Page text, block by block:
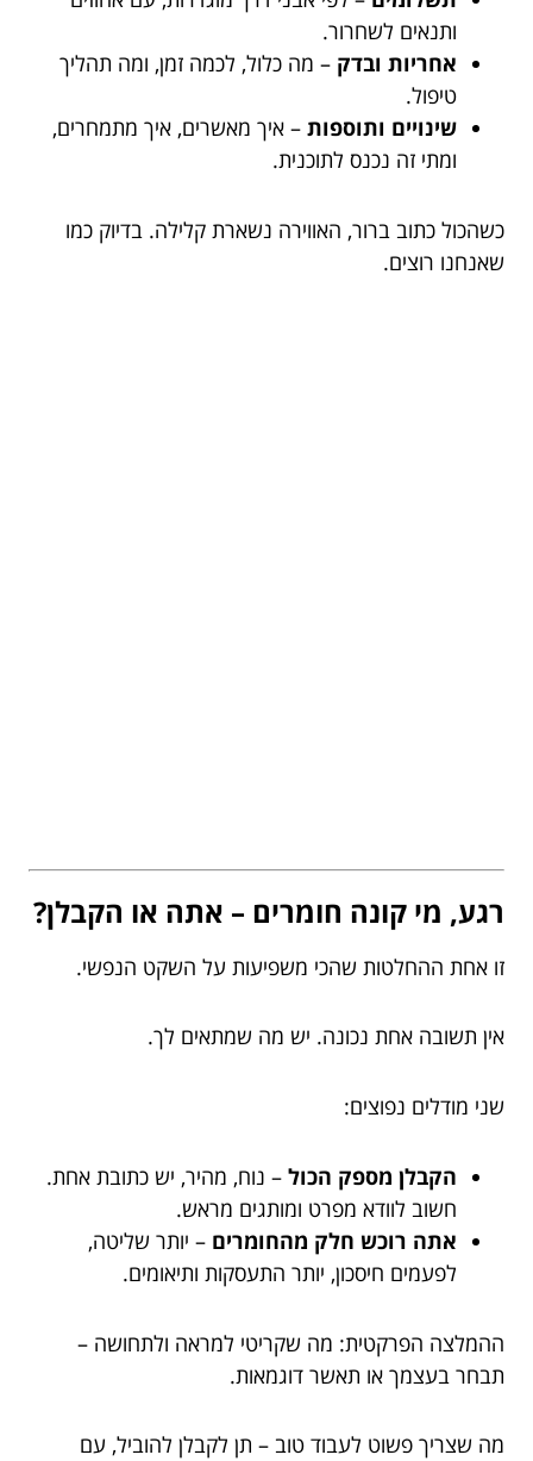
ותנאים לשחרור.
אחריות ובדק – מה כלול, לכמה זמן, ומה תהליך
טיפול.
שינויים ותוספות – איך מאשרים, איך מתמחרים,
ומתי זה נכנס לתוכנית.
כשהכול כתוב ברור, האווירה נשארת קלילה. בדיוק כמו
שאנחנו רוצים.
רגע, מי קונה חומרים – אתה או הקבלן?
זו אחת ההחלטות שהכי משפיעות על השקט הנפשי.
אין תשובה אחת נכונה. יש מה שמתאים לך.
שני מודלים נפוצים:
הקבלן מספק הכול – נוח, מהיר, יש כתובת אחת.
חשוב לוודא מפרט ומותגים מראש.
אתה רוכש חלק מהחומרים – יותר שליטה,
לפעמים חיסכון, יותר התעסקות ותיאומים.
ההמלצה הפרקטית: מה שקריטי למראה ולתחושה –
תבחר בעצמך או תאשר דוגמאות.
מה שצריך פשוט לעבוד טוב – תן לקבלן להוביל, עם